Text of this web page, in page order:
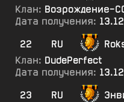
Клан: Возрождение-
Дата получения:
22
RU
Клан: DudePerfect
Дата получения:
23
RU